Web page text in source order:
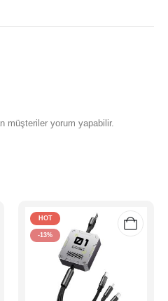
müşteriler yorum yapabilir.
HOT
-13%